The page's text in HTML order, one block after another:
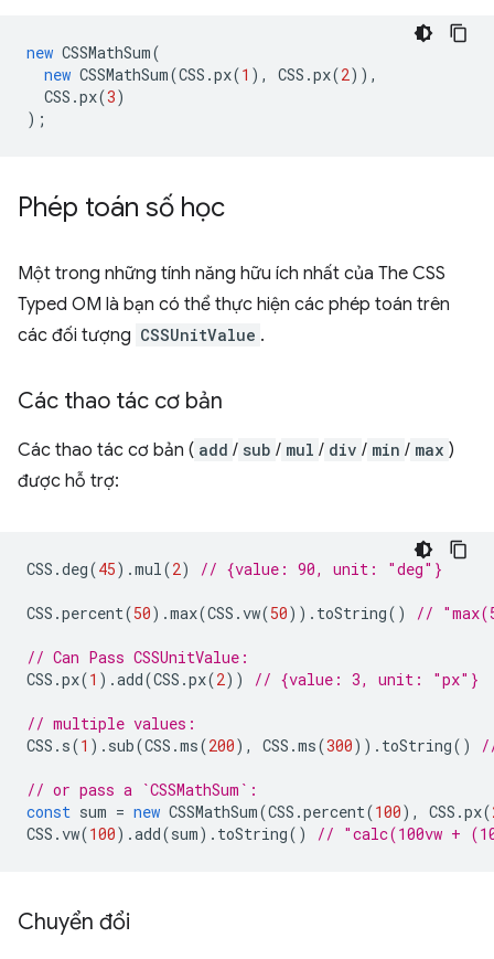
new CSSMathSum(
new CSSMathSum(CSS .px(1 ), CSS .px(2)),
CSS .px(3)
);
Phép toán số học
Một trong những tính năng hữu ích nhất của The CSS
Typed OM là bạn có thể thực hiện các phép toán trên
các đối tượng CSSUnitValue .
Các thao tác cơ bản
Các thao tác cơ bản ( add / sub / mul / div / min / max )
được hỗ trợ:
CSS .deg(45).mul(2) // {value: 90, unit: "deg"}
CSS .percent(50).max(CSS .vw(50)). toString() //
// Can Pass CSSUnitValue:
CSS .px(1 ).add(CSS .px(2)) // {value: 3, unit: "px"}
// multiple values:
CSS . s(1 ). sub(CSS .ms(200), CSS .ms(300)). toString()
// or pass a `CSSMathSum`:
const sum = new CSSMathSum(CSS .percent(100), CSS .px(
CSS .vw(100).add(sum). toString() // "calc(100vw +
Chuyển đổi